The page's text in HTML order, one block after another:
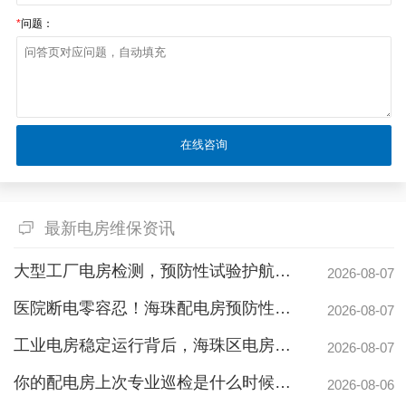
*问题：
最新电房维保资讯
大型工厂电房检测，预防性试验护航24h连续生产 2026-08-07
医院断电零容忍！海珠配电房预防性检测如何守住生命线？ 2026-08-07
工业电房稳定运行背后，海珠区电房维护公司如何守护写字楼与工厂用电安全 2026-08-07
你的配电房上次专业巡检是什么时候？白云配电房巡检公司告诉你定期检测有多重要 2026-08-06